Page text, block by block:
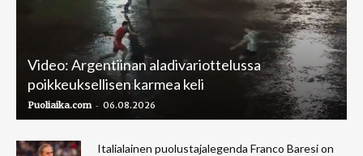
Video: Argentiinan aladivariottelussa
poikkeuksellisen karmea keli
Puoliaika.com - 06.08.2026
Italialainen puolustajalegenda Franco Baresi on